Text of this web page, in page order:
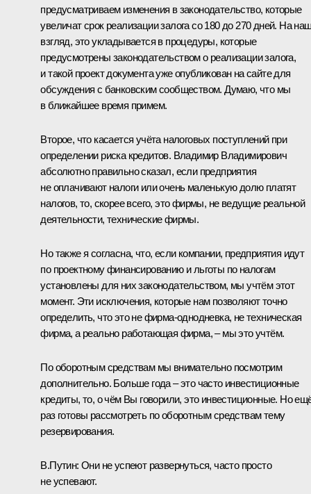
предусматриваем изменения в законодательство, которые
увеличат срок реализации залога со 180 до 270 дней. На
взгляд, это укладывается в процедуры, которые
предусмотрены законодательством о реализации залога,
и такой проект документа уже опубликован на сайте для
обсуждения с банковским сообществом. Думаю, что мы
в ближайшее время примем.
Второе, что касается учёта налоговых поступлений при
определении риска кредитов. Владимир Владимирович
абсолютно правильно сказал, если предприятия
не оплачивают налоги или очень маленькую долю платят
налогов, то, скорее всего, это фирмы, не ведущие реальной
деятельности, технические фирмы.
Но также я согласна, что, если компании, предприятия идут
по проектному финансированию и льготы по налогам
установлены для них законодательством, мы учтём этот
момент. Эти исключения, которые нам позволяют точно
определить, что это не фирма-однодневка, не техническая
фирма, а реально работающая фирма, – мы это учтём.
По оборотным средствам мы внимательно посмотрим
дополнительно. Больше года – это часто инвестиционные
кредиты, то, о чём Вы говорили, это инвестиционные. Но
раз готовы рассмотреть по оборотным средствам тему
резервирования.
В.Путин: Они не успеют развернуться, часто просто
не успевают.